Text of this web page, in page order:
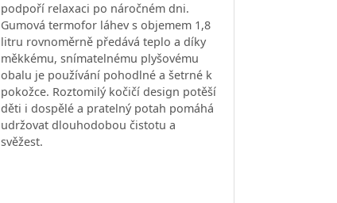
podpoří relaxaci po náročném dni.
Gumová termofor láhev s objemem 1,8
litru rovnoměrně předává teplo a díky
měkkému, snímatelnému plyšovému
obalu je používání pohodlné a šetrné k
pokožce. Roztomilý kočičí design potěší
děti i dospělé a pratelný potah pomáhá
udržovat dlouhodobou čistotu a
svěžest.